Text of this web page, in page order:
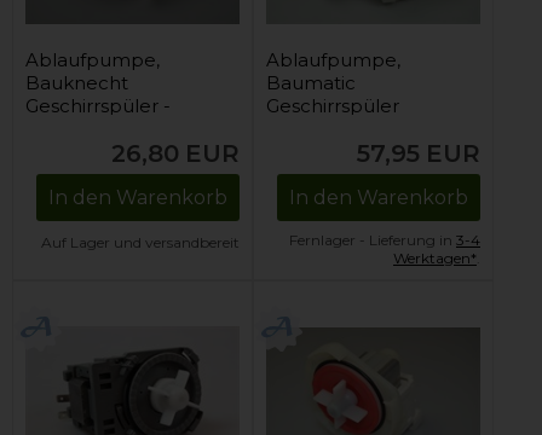
Ablaufpumpe,
Bauknecht
Geschirrspüler -
26,80 EUR
In den Warenkorb
Auf Lager und versandbereit
Ablaufpumpe,
Baumatic
Geschirrspüler
57,95 EUR
In den Warenkorb
Fernlager - Lieferung in 3-4
Werktagen*